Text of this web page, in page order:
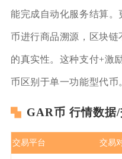
能完成自动化服务结算
币进行商品溯源，区块
的真实性。这种支付+激
币区别于单一功能型代币
GAR币 行情数据
交易平台 交易